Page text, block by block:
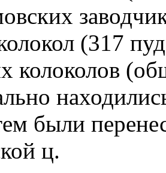
(317
колоколов
были
ц.